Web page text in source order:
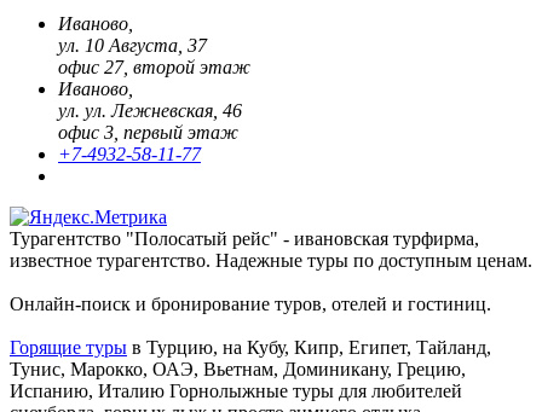
Иваново,
ул. 10 Августа, 37
офис 27, второй этаж
Иваново,
ул. ул. Лежневская, 46
офис 3, первый этаж
+7-4932-58-11-77
Турагентство "Полосатый рейс" - ивановская турфирма,
известное турагентство. Надежные туры по доступным ценам.
Онлайн-поиск и бронирование туров, отелей и гостиниц.
Горящие туры в Турцию, на Кубу, Кипр, Египет, Тайланд,
Тунис, Марокко, ОАЭ, Вьетнам, Доминикану, Грецию,
Испанию, Италию Горнолыжные туры для любителей